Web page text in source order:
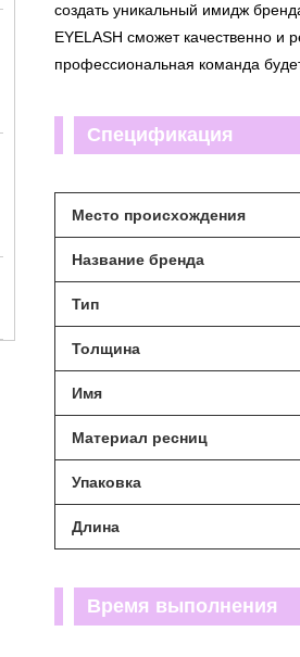
создать уникальный имидж
EYELASH сможет качественно и
профессиональная команда
Спецификация
Место происхождения
Название бренда
Тип
Толщина
Имя
Материал ресниц
Упаковка
Длина
Время выполнения